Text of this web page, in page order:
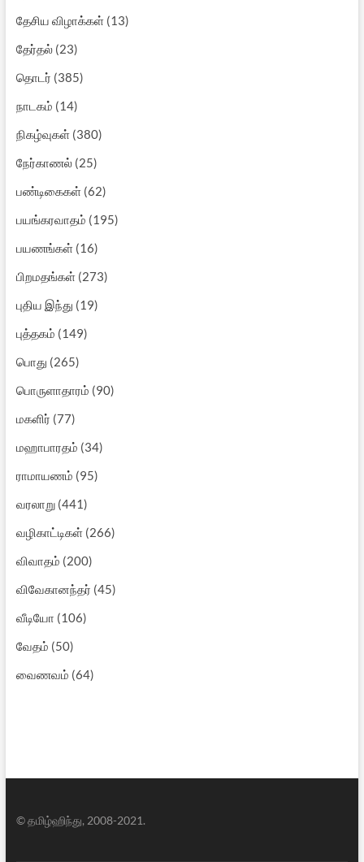
தேசிய விழாக்கள்(13)
தேர்தல்(23)
தொடர் (385)
நாடகம் (14)
நிகழ்வுகள்(380)
நேர்காணல்(25)
பண்டிகைகள்(62)
பயங்கரவாதம் (195)
பயணங்கள்(16)
பிறமதங்கள்(273)
புதிய இந்து (19)
புத்தகம் (149)
பொது (265)
பொருளாதாரம் (90)
மகளிர் (77)
மஹாபாரதம் (34)
ராமாயணம் (95)
வரலாறு(441)
வழிகாட்டிகள்(266)
விவாதம் (200)
விவேகானந்தர் (45)
வீடியோ (106)
வேதம் (50)
வைணவம் (64)
© தமிழ்ஹிந்து, 2008-2021.